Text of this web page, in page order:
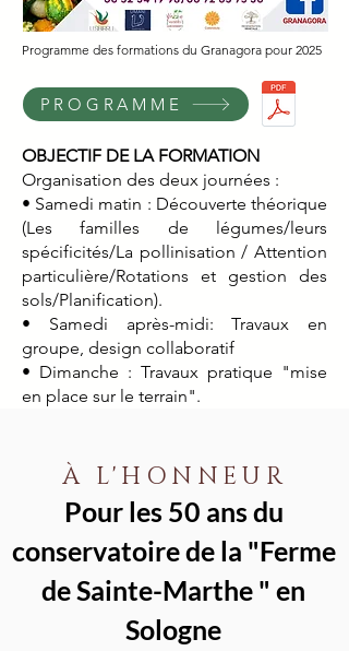
Programme des formations du Granagora pour 2025
PROGRAMME
OBJECTIF DE LA FORMATION
Organisation des deux journées :
• Samedi matin : Découverte théorique
(Les familles de légumes/leurs
spécificités/La pollinisation / Attention
particulière/Rotations et gestion des
sols/Planification).
• Samedi après-midi: Travaux en
groupe, design collaboratif
• Dimanche : Travaux pratique "mise
en place sur le terrain".
À L'HONNEUR
Pour les 50 ans du
conservatoire de la "Ferme
de Sainte-Marthe " en
Sologne